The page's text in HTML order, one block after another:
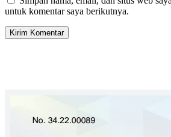
untuk komentar saya berikutnya.